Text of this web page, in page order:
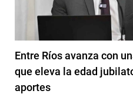
Entre Ríos avanza con
que eleva la edad
aportes